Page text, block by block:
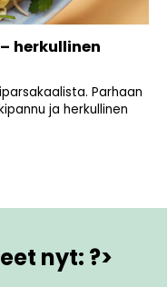
herkullinen
Parhaan
ja herkullinen
nyt: ?>